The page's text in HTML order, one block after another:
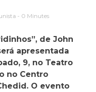
- 0 Minutes
de John
apresentada
9, no Teatro
no Centro
O evento